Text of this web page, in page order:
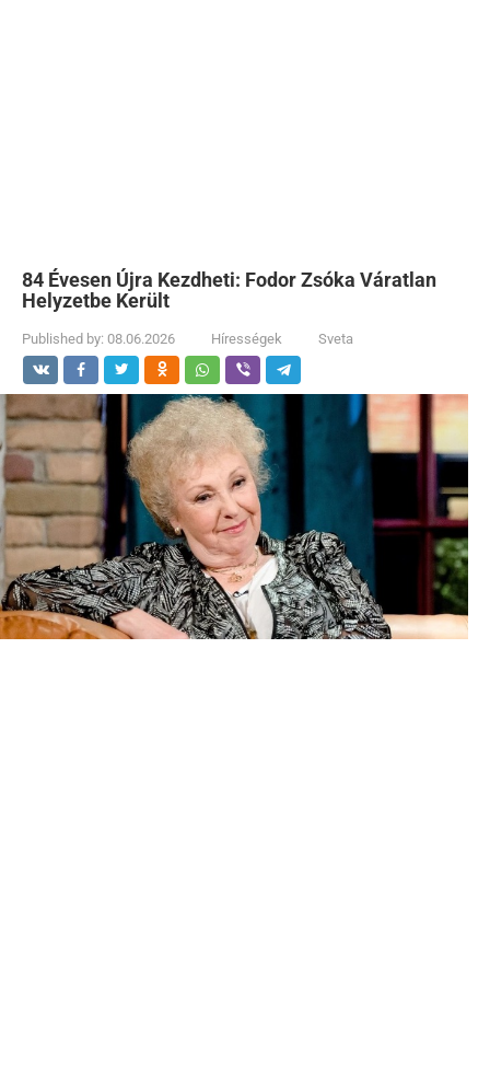
84 Évesen Újra Kezdheti: Fodor Zsóka Váratlan
Helyzetbe Került
Published by: 08.06.2026 Hírességek Sveta